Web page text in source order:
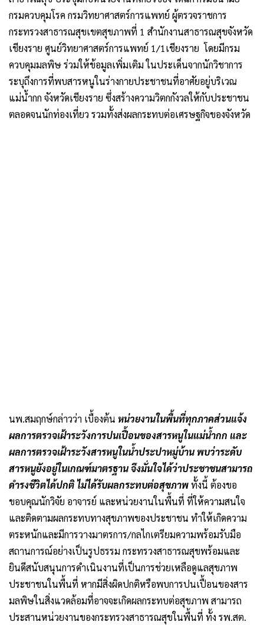
กรมควบคุมโรค กรมวิทยาศาสตร์การแพทย์ ผู้ตรวจราชการ
กระทรวงสาธารณสุขเขตสุขภาพที่ 1 สำนักงานสาธารณสุขจังหวัด
เชียงราย ศูนย์วิทยาศาสตร์การแพทย์ 1/1เชียงราย โดยมีกรม
ควบคุมมลพิษ ร่วมให้ข้อมูลเพิ่มเติม ในประเด็นจากนักวิชาการ
ระบุถึงการที่พบสารหนูในร่างกายประชาชนที่อาศัยอยู่บริเวณ
แม่น้ำกก จังหวัดเชียงราย ซึ่งสร้างความวิตกกังวลให้กับประชาชน
ตลอดจนนักท่องเที่ยว รวมทั้งส่งผลกระทบต่อเศรษฐกิจของจังหวัด
นพ.สมฤกษ์กล่าวว่า เบื้องต้น หน่วยงานในพื้นที่ทุกภาคส่วนแจ้ง
ผลการตรวจเฝ้าระวังการปนเปื้อนของสารหนูในแม่น้ำกก และ
ผลการตรวจเฝ้าระวังสารหนูในน้ำประปาหมู่บ้าน พบว่าระดับ
สารหนูยังอยู่ในเกณฑ์มาตรฐาน จึงมั่นใจได้ว่าประชาชนสามารถ
ดำรงชีวิตได้ปกติ ไม่ได้รับผลกระทบต่อสุขภาพทั้งนี้ ต้องขอ
ขอบคุณนักวิจัย อาจารย์ และหน่วยงานในพื้นที่ ที่ให้ความสนใจ
และติดตามผลกระทบทางสุขภาพของประชาชน ทำให้เกิดความ
ตระหนักและมีการวางมาตรการ/กลไกเตรียมความพร้อมรับมือ
สถานการณ์อย่างเป็นรูปธรรม กระทรวงสาธารณสุขพร้อมและ
ยินดีสนับสนุนการดำเนินงานที่เป็นการช่วยเหลือดูแลสุขภาพ
ประชาชนในพื้นที่ หากมีสิ่งผิดปกติหรือพบการปนเปื้อนของสาร
มลพิษในสิ่งแวดล้อมที่อาจจะเกิดผลกระทบต่อสุขภาพ สามารถ
ประสานหน่วยงานของกระทรวงสาธารณสุขในพื้นที่ ทั้ง รพ.สต.